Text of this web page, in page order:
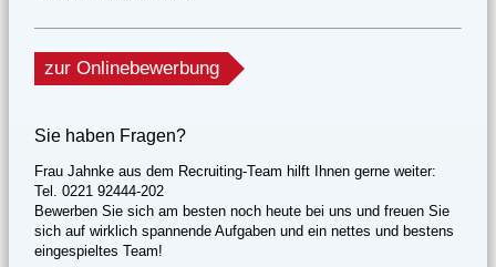
zur Onlinebewerbung
Sie haben Fragen?
Frau Jahnke aus dem Recruiting-Team hilft Ihnen gerne weiter:
Tel.0221 92444-202
Bewerben Sie sich am besten noch heute bei uns und freuen Sie
sich auf wirklich spannende Aufgaben und ein nettes und bestens
eingespieltes Team!